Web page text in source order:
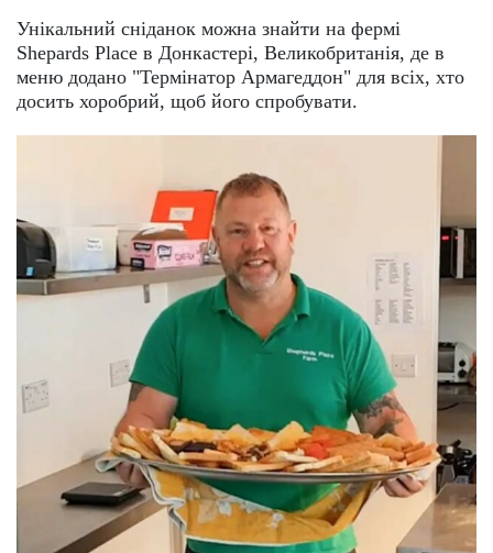
Унікальний сніданок можна знайти на фермі
Shepards Place в Донкастері, Великобританія, де в
меню додано "Термінатор Армагеддон" для всіх, хто
досить хоробрий, щоб його спробувати.